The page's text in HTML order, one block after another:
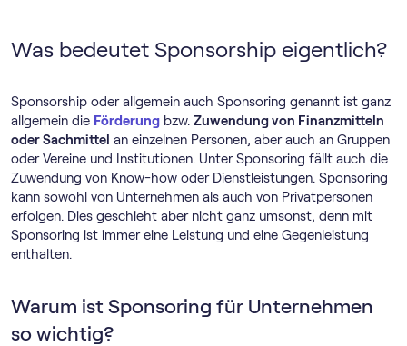
Was bedeutet Sponsorship eigentlich?
Sponsorship oder allgemein auch Sponsoring genannt ist ganz
allgemein die Förderung bzw. Zuwendung von Finanzmitteln
oder Sachmittel an einzelnen Personen, aber auch an Gruppen
oder Vereine und Institutionen. Unter Sponsoring fällt auch die
Zuwendung von Know-how oder Dienstleistungen. Sponsoring
kann sowohl von Unternehmen als auch von Privatpersonen
erfolgen. Dies geschieht aber nicht ganz umsonst, denn mit
Sponsoring ist immer eine Leistung und eine Gegenleistung
enthalten.
Warum ist Sponsoring für Unternehmen
so wichtig?